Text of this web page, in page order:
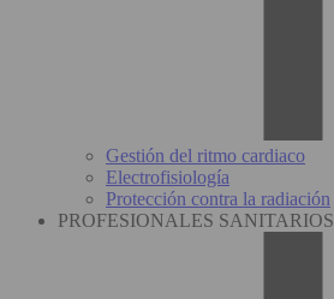
Gestión del ritmo cardiaco
Electrofisiología
Protección contra la radiación
PROFESIONALES SANITARIOS